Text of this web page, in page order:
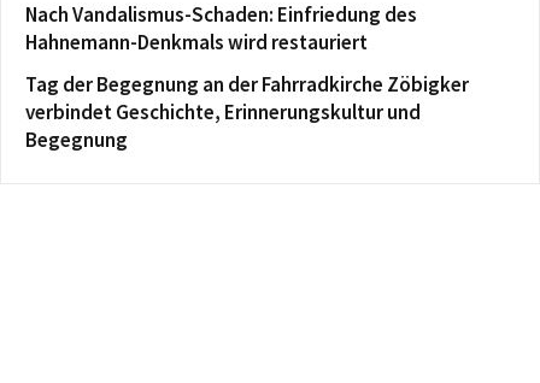
Nach Vandalismus-Schaden: Einfriedung des
Hahnemann-Denkmals wird restauriert
Tag der Begegnung an der Fahrradkirche Zöbigker
verbindet Geschichte, Erinnerungskultur und
Begegnung